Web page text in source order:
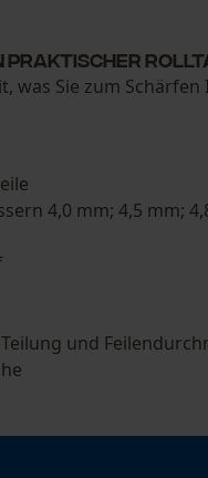
praktischer
was Sie zum Schärfen
4,0 mm; 4,5 mm;
und